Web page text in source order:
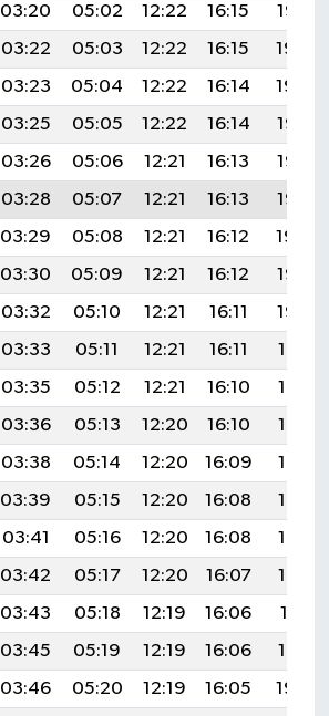
03:20 05:02 12:22 16:15
19:32
03:22 05:03 12:22 16:15
19:30
03:23 05:04 12:22 16:14
19:29
03:25 05:05 12:22 16:14
19:28
03:26 05:06 12:21 16:13
19:27
03:28 05:07 12:21 16:13
19:26
03:29 05:08 12:21 16:12
19:24
03:30 05:09 12:21 16:12
19:23
03:32 05:10 12:21 16:11
19:22
03:33 05:11 12:21 16:11
19:21
03:35 05:12 12:21 16:10
19:19
03:36 05:13 12:20 16:10
19:18
03:38 05:14 12:20 16:09
19:17
03:39 05:15 12:20 16:08
19:15
03:41 05:16 12:20 16:08
19:14
03:42 05:17 12:20 16:07
19:12
03:43 05:18 12:19 16:06
19:11
03:45 05:19 12:19 16:06
19:10
03:46 05:20 12:19 16:05
19:08